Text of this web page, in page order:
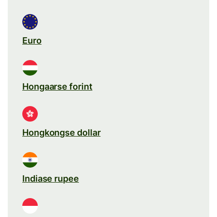
Euro
Hongaarse forint
Hongkongse dollar
Indiase rupee